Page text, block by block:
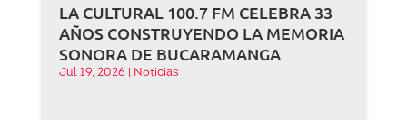
LA CULTURAL 100.7 FM CELEBRA 33
AÑOS CONSTRUYENDO LA MEMORIA
SONORA DE BUCARAMANGA
Jul 19, 2026 Noticias